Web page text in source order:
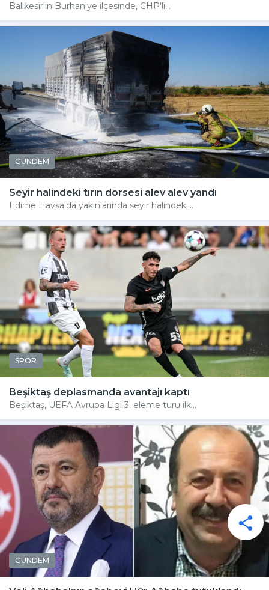
Balıkesir'in Burhaniye ilçesinde, CHP'li...
GÜNDEM
Seyir halindeki tırın dorsesi alev alev yandı
Edirne Havsa'da yakınlarında seyir halindeki...
SPOR
Beşiktaş deplasmanda avantajı kaptı
Beşiktaş, UEFA Avrupa Ligi 3. eleme turu ilk...
GÜNDEM